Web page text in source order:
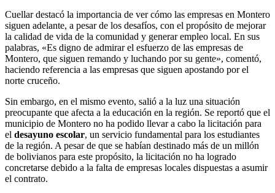
Cuellar destacó la importancia de ver cómo las empresas en Montero
siguen adelante, a pesar de los desafíos, con el propósito de mejorar
la calidad de vida de la comunidad y generar empleo local. En sus
palabras, «Es digno de admirar el esfuerzo de las empresas de
Montero, que siguen remando y luchando por su gente», comentó,
haciendo referencia a las empresas que siguen apostando por el
norte cruceño.
Sin embargo, en el mismo evento, salió a la luz una situación
preocupante que afecta a la educación en la región. Se reportó que el
municipio de Montero no ha podido llevar a cabo la licitación para
el desayuno escolar, un servicio fundamental para los estudiantes
de la región. A pesar de que se habían destinado más de un millón
de bolivianos para este propósito, la licitación no ha logrado
concretarse debido a la falta de empresas locales dispuestas a asumir
el contrato.